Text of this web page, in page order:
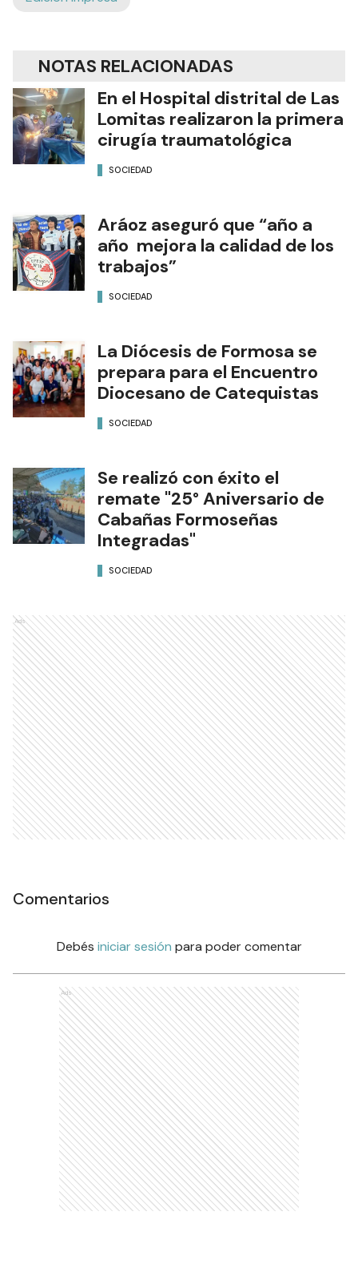
NOTAS RELACIONADAS
En el Hospital distrital de Las
Lomitas realizaron la primera
cirugía traumatológica
SOCIEDAD
Aráoz aseguró que “año a
año mejora la calidad de los
trabajos”
SOCIEDAD
La Diócesis de Formosa se
prepara para el Encuentro
Diocesano de Catequistas
SOCIEDAD
Se realizó con éxito el
remate "25° Aniversario de
Cabañas Formoseñas
Integradas"
SOCIEDAD
Ads
Comentarios
Debés iniciar sesión para poder comentar
Ads